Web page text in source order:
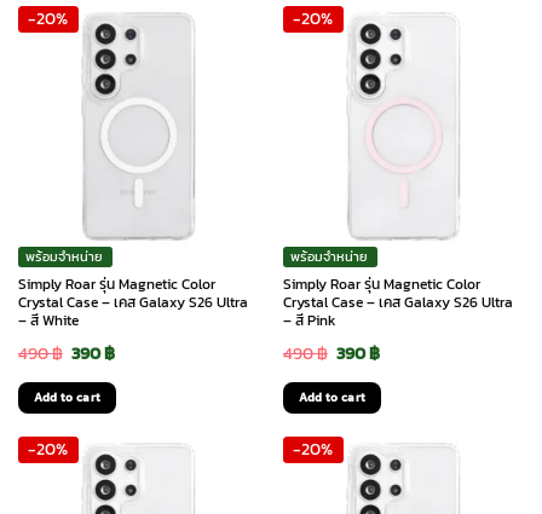
490 ฿.400 ฿.
390 ฿.350 ฿.
-20%
พร้อมจำหน่าย
Simply Roar รุ่น Magnetic Color
Crystal Case – เคส Galaxy S26 Ultra
– สี White
490฿ Original
price
was:
490 ฿.
390฿Current
price
390 ฿.
Add to cart
-20%
พร้อมจำหน่าย
Simply Roar รุ่น Magnetic Color
Crystal Case – เคส Galaxy S26 Ultra
– สี Pink
490฿ Original
price
was:
490 ฿.
390฿Current
price
390 ฿.
Add to cart
-20% -20%